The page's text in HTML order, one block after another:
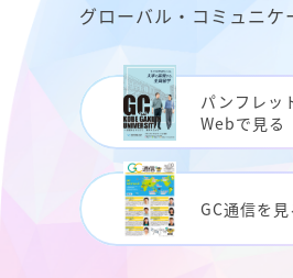
グローバル・コミュニケ
パンフレッ
Webで見る
GC通信を見